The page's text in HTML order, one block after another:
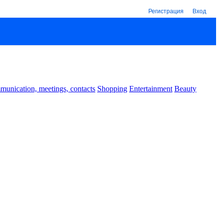
Регистрация Вход
meetings, contacts Shopping Entertainment Beauty